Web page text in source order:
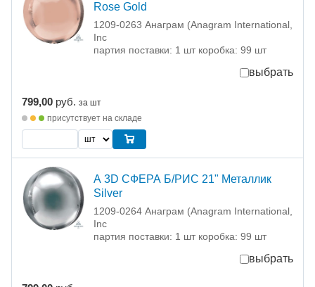
Rose Gold
1209-0263 Анаграм (Anagram International,
Inc
партия поставки: 1 шт коробка: 99 шт
выбрать
799,00 руб. за шт
присутствует на складе
А 3D СФЕРА Б/РИС 21" Металлик
Silver
1209-0264 Анаграм (Anagram International,
Inc
партия поставки: 1 шт коробка: 99 шт
выбрать